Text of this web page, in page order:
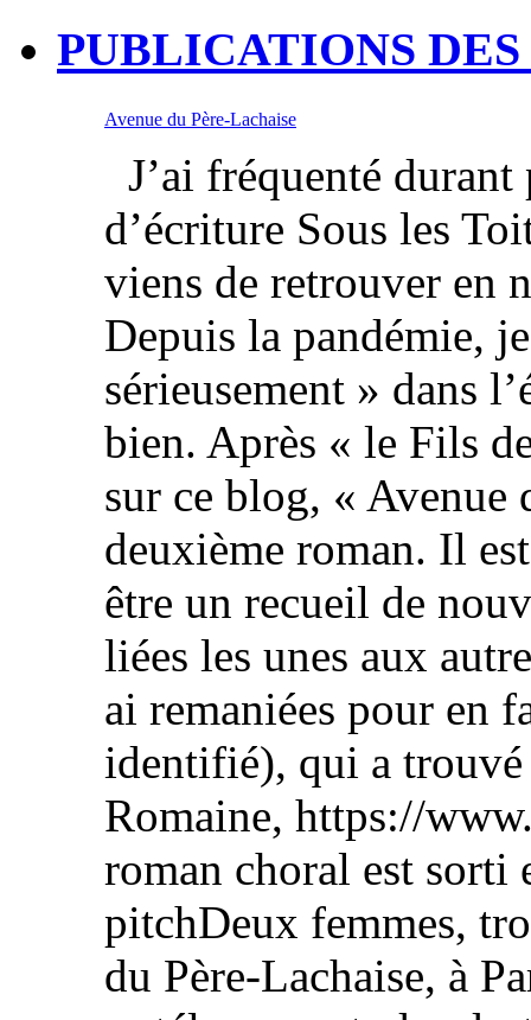
PUBLICATIONS
Avenue du Père-Lachaise
J’ai fréquenté
d’écriture Sous les
viens de retrouver en
Depuis la pandémie,
sérieusement » dans
bien. Après « le Fils
sur ce blog, « Avenue
deuxième roman. Il
être un recueil de
liées les unes aux
ai remaniées pour en
identifié), qui a
Romaine, https://
roman choral est
pitchDeux femmes,
du Père-Lachaise, à